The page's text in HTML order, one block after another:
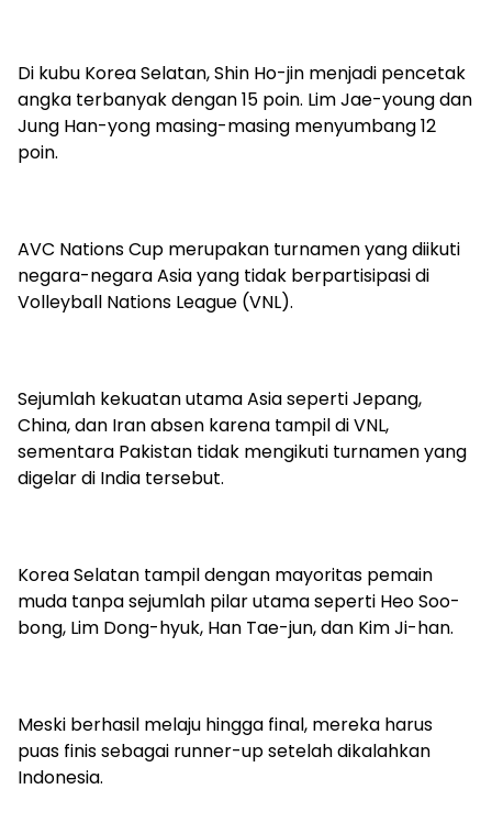
Di kubu Korea Selatan, Shin Ho-jin menjadi pencetak
angka terbanyak dengan 15 poin. Lim Jae-young dan
Jung Han-yong masing-masing menyumbang 12
poin.
AVC Nations Cup merupakan turnamen yang diikuti
negara-negara Asia yang tidak berpartisipasi di
Volleyball Nations League (VNL).
Sejumlah kekuatan utama Asia seperti Jepang,
China, dan Iran absen karena tampil di VNL,
sementara Pakistan tidak mengikuti turnamen yang
digelar di India tersebut.
Korea Selatan tampil dengan mayoritas pemain
muda tanpa sejumlah pilar utama seperti Heo Soo-
bong, Lim Dong-hyuk, Han Tae-jun, dan Kim Ji-han.
Meski berhasil melaju hingga final, mereka harus
puas finis sebagai runner-up setelah dikalahkan
Indonesia.